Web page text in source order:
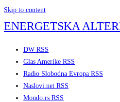
Skip to content
ENERGETSKA
DW RSS
Glas Amerike RSS
Radio Slobodna Evropa RSS
Naslovi.net RSS
Mondo.rs RSS